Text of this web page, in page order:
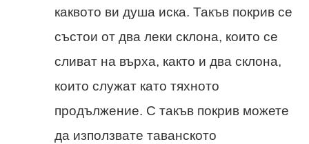
каквото ви душа иска. Такъв покрив се
състои от два леки склона, които се
сливат на върха, както и два склона,
които служат като тяхното
продължение. С такъв покрив можете
да използвате таванското